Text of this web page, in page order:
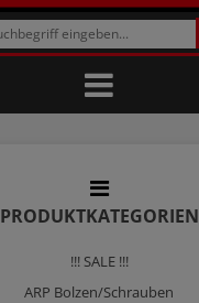
PRODUKTKATEGORIEN
!!! SALE !!!
ARP Bolzen/Schrauben